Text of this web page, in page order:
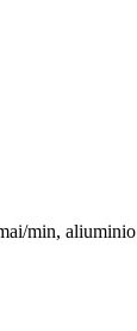
min, aliuminio